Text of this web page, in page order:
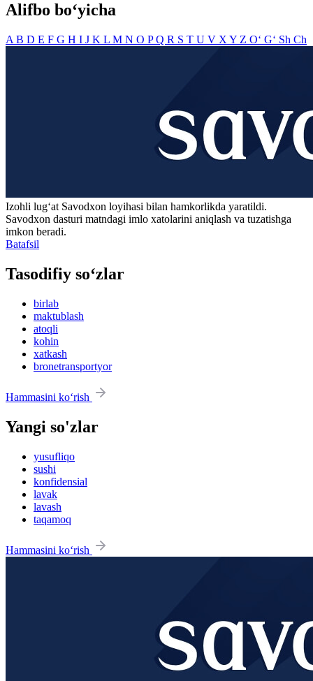
Alifbo bo‘yicha
A B D E F G H I J K L M N O PQ R S T U V X Y Z O‘ G‘ Sh Ch
Izohli lugʻat Savodxon loyihasi bilan hamkorlikda yaratildi.
Savodxon dasturi matndagi imlo xatolarini aniqlash va tuzatishga
imkon beradi.
Batafsil
Tasodifiy so‘zlar
birlab
maktublash
atoqli
kohin
xatkash
bronetransportyor
Hammasini ko‘rish
Yangi so'zlar
yusufliqo
sushi
konfidensial
lavak
lavash
taqamoq
Hammasini ko‘rish